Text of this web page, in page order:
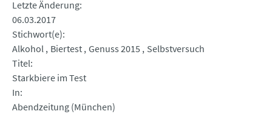
Letzte Änderung
06.03.2017
Stichwort(e)
Alkohol Biertest Genuss 2015
Selbstversuch
Titel
Starkbiere im Test
In
Abendzeitung (München)